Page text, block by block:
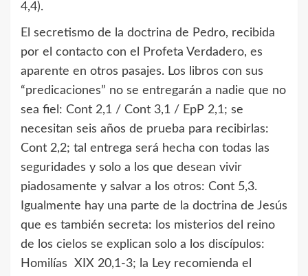
4,4).
El secretismo de la doctrina de Pedro, recibida
por el contacto con el Profeta Verdadero, es
aparente en otros pasajes. Los libros con sus
“predicaciones” no se entregarán a nadie que no
sea fiel: Cont 2,1 / Cont 3,1 / EpP 2,1; se
necesitan seis años de prueba para recibirlas:
Cont 2,2; tal entrega será hecha con todas las
seguridades y solo a los que desean vivir
piadosamente y salvar a los otros: Cont 5,3.
Igualmente hay una parte de la doctrina de Jesús
que es también secreta: los misterios del reino
de los cielos se explican solo a los discípulos:
Homilías XIX 20,1-3; la Ley recomienda el